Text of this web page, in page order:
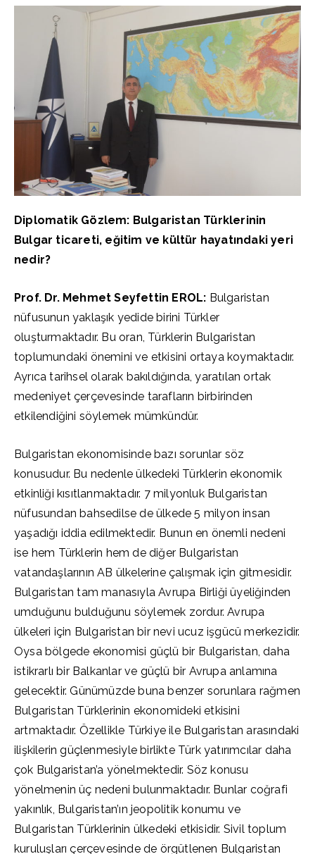
Diplomatik Gözlem: Bulgaristan Türklerinin
Bulgar ticareti, eğitim ve kültür hayatındaki yeri
nedir?
Prof. Dr. Mehmet Seyfettin EROL: Bulgaristan
nüfusunun yaklaşık yedide birini Türkler
oluşturmaktadır. Bu oran, Türklerin Bulgaristan
toplumundaki önemini ve etkisini ortaya koymaktadır.
Ayrıca tarihsel olarak bakıldığında, yaratılan ortak
medeniyet çerçevesinde tarafların birbirinden
etkilendiğini söylemek mümkündür.
Bulgaristan ekonomisinde bazı sorunlar söz
konusudur. Bu nedenle ülkedeki Türklerin ekonomik
etkinliği kısıtlanmaktadır. 7 milyonluk Bulgaristan
nüfusundan bahsedilse de ülkede 5 milyon insan
yaşadığı iddia edilmektedir. Bunun en önemli nedeni
ise hem Türklerin hem de diğer Bulgaristan
vatandaşlarının AB ülkelerine çalışmak için gitmesidir.
Bulgaristan tam manasıyla Avrupa Birliği üyeliğinden
umduğunu bulduğunu söylemek zordur. Avrupa
ülkeleri için Bulgaristan bir nevi ucuz işgücü merkezidir.
Oysa bölgede ekonomisi güçlü bir Bulgaristan, daha
istikrarlı bir Balkanlar ve güçlü bir Avrupa anlamına
gelecektir. Günümüzde buna benzer sorunlara rağmen
Bulgaristan Türklerinin ekonomideki etkisini
artmaktadır. Özellikle Türkiye ile Bulgaristan arasındaki
ilişkilerin güçlenmesiyle birlikte Türk yatırımcılar daha
çok Bulgaristan’a yönelmektedir. Söz konusu
yönelmenin üç nedeni bulunmaktadır. Bunlar coğrafi
yakınlık, Bulgaristan’ın jeopolitik konumu ve
Bulgaristan Türklerinin ülkedeki etkisidir. Sivil toplum
kuruluşları çerçevesinde de örgütlenen Bulgaristan